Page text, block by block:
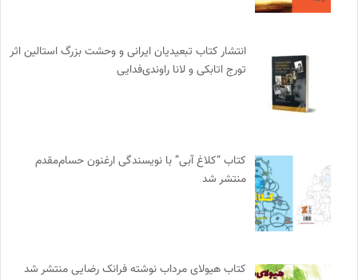
انتشار کتاب تبعیدیان ایرانی و وحشت بزرگ استالین اثر
تورج اتابکی و لانا راوندی‌فدایی
کتاب “کلاغ آبی” با نویسندگی ارغنون حسام‌مقدم
منتشر شد
کتاب هیولای مرداب نوشته فرانک رضایی منتشر شد